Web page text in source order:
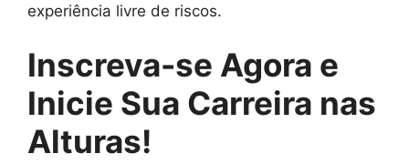
experiência livre de riscos.
Inscreva-se Agora e
Inicie Sua Carreira nas
Alturas!